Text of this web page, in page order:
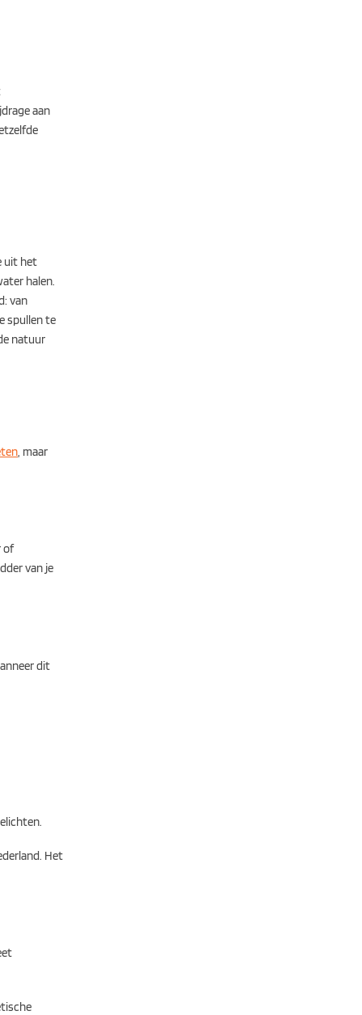
aan
uit het
halen.
van
spullen te
natuur
, maar
of
van je
dit
Het